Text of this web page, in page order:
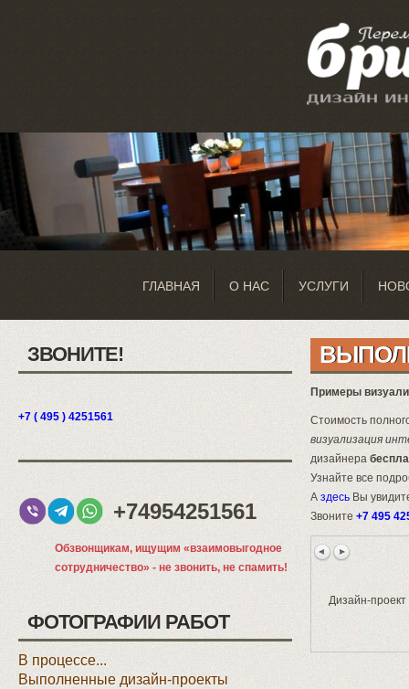
ГЛАВНАЯ О НАС УСЛУГИ
ЗВОНИТЕ!
+7 ( 495 ) 4251561
+74954251561
Обзвонщикам, ищущим «взаимовыгодное
сотрудничество» - не звонить, не спамить!
ФОТОГРАФИИ РАБОТ
В процессе...
Выполненные дизайн-проекты
Примеры
Стоимость
визуализация
дизайнера
Узнайте все
А здесь Вы
Звоните +7 495
Дизайн-